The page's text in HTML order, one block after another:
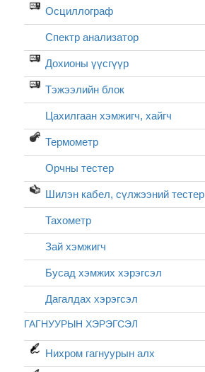
Осциллограф
Спектр анализатор
Дохионы үүсгүүр
Тэжээлийн блок
Цахилгаан хэмжигч, хайгч
Термометр
Орчны тестер
Шилэн кабел, cүлжээний тестер
Тахометр
Зай хэмжигч
Бусад хэмжих хэрэгсэл
Дагалдах хэрэгсэл
ГАГНУУРЫН ХЭРЭГСЭЛ
Нихром гагнуурын алх